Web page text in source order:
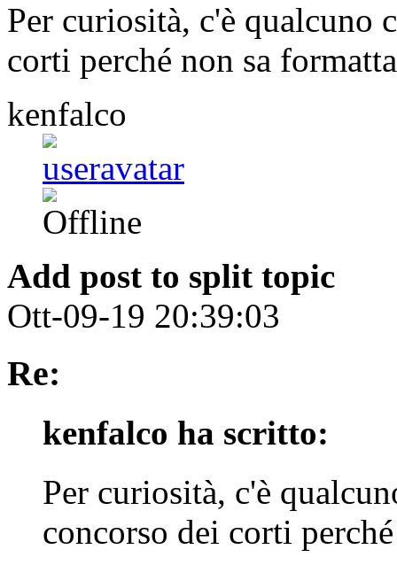
Per curiosità, c'è qualcuno
corti perché non sa
kenfalco
Add post to split topic
Ott-09-19 20:39:03
Re:
kenfalco ha scritto:
Per curiosità, c'è
concorso dei corti